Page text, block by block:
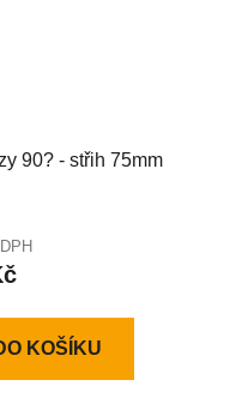
90? - střih 75mm
KOŠÍKU